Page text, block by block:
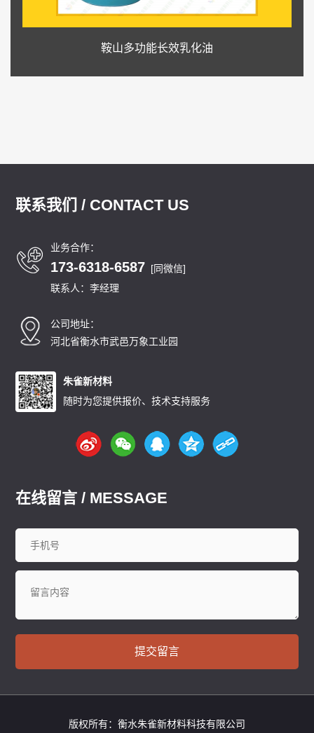
鞍山多功能长效乳化油
联系我们 / CONTACT US
业务合作：
173-6318-6587 [同微信]
联系人：李经理
公司地址：
河北省衡水市武邑万象工业园
朱雀新材料
随时为您提供报价、技术支持服务
在线留言 / MESSAGE
提交留言
版权所有：衡水朱雀新材料科技有限公司